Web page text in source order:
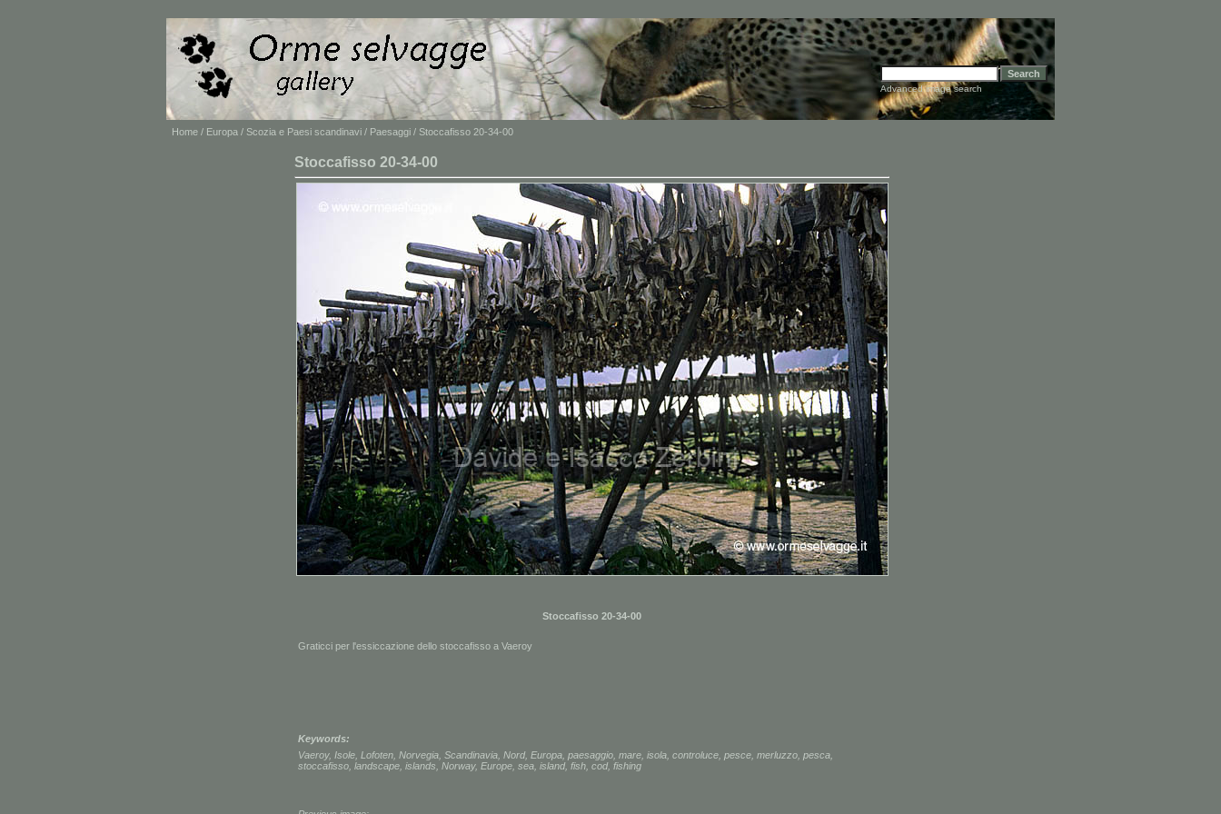
Advanced image search
Home / Europa / Scozia e Paesi scandinavi / Paesaggi / Stoccafisso 20-34-00
Stoccafisso 20-34-00
Stoccafisso 20-34-00
Graticci per l'essiccazione dello stoccafisso a Vaeroy
Keywords:
Vaeroy, Isole Lofoten Norvegia Scandinavia Nord, Europa paesaggio mare isola controluce pesce merluzzo pesca
stoccafisso landscape islands Norway, Europe sea island, fish cod, fishing